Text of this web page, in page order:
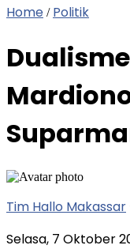
Home / Politik
Tim Hallo Makassar
Selasa, 7 Oktober